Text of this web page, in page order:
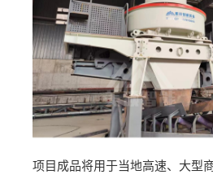
项目成品将用于当地高速、大型